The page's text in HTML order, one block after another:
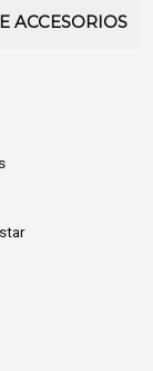
ACCESORIOS